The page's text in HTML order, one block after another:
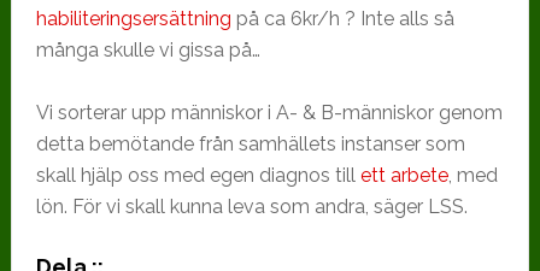
habiliteringsersättning på ca 6kr/h ? Inte alls så
många skulle vi gissa på…
Vi sorterar upp människor i A- & B-människor genom
detta bemötande från samhällets instanser som
skall hjälp oss med egen diagnos till ett arbete, med
lön. För vi skall kunna leva som andra, säger LSS.